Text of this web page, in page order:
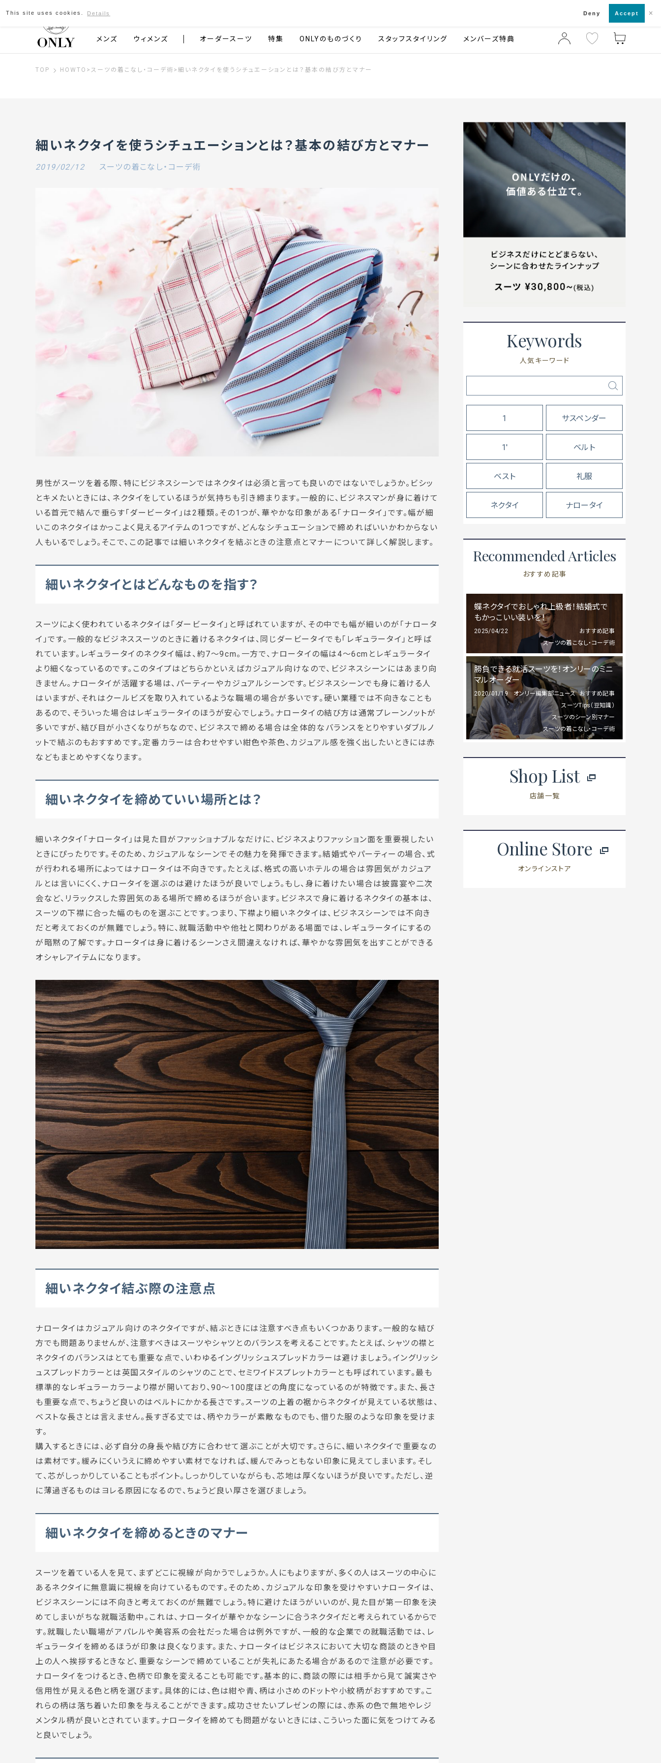
京都発のスーツブランド ONLY 店舗一覧・来店予約
メンズ ウィメンズ オーダースーツ 特集 ONLYのものづくり スタッフスタイリング メンバーズ特典
TOP HOWTO > スーツの着こなし・コーデ術 > 細いネクタイを使うシチュエーションとは？基本の結び方とマナー
細いネクタイを使うシチュエーションとは？基本の結び方とマナー
2019/02/12 スーツの着こなし・コーデ術
男性がスーツを着る際、特にビジネスシーンではネクタイは必須と言っても良いのではないでしょうか。ビシッ
とキメたいときには、ネクタイをしているほうが気持ちも引き締まります。一般的に、ビジネスマンが身に着けて
いる首元で結んで垂らす「ダービータイ」は2種類。その1つが、華やかな印象がある「ナロータイ」です。幅が細
いこのネクタイはかっこよく見えるアイテムの1つですが、どんなシチュエーションで締めればいいかわからない
人もいるでしょう。そこで、この記事では細いネクタイを結ぶときの注意点とマナーについて詳しく解説します。
細いネクタイとはどんなものを指す？
スーツによく使われているネクタイは「ダービータイ」と呼ばれていますが、その中でも幅が細いのが「ナロータ
イ」です。一般的なビジネススーツのときに着けるネクタイは、同じダービータイでも「レギュラータイ」と呼ば
れています。レギュラータイのネクタイ幅は、約7～9cm。一方で、ナロータイの幅は4～6cmとレギュラータイ
より細くなっているのです。このタイプはどちらかといえばカジュアル向けなので、ビジネスシーンにはあまり向
きません。ナロータイが活躍する場は、パーティーやカジュアルシーンです。ビジネスシーンでも身に着ける人
はいますが、それはクールビズを取り入れているような職場の場合が多いです。硬い業種では不向きなことも
あるので、そういった場合はレギュラータイのほうが安心でしょう。ナロータイの結び方は通常プレーンノットが
多いですが、結び目が小さくなりがちなので、ビジネスで締める場合は全体的なバランスをとりやすいダブルノ
ットで結ぶのもおすすめです。定番カラーは合わせやすい紺色や茶色、カジュアル感を強く出したいときには赤
などもまとめやすくなります。
細いネクタイを締めていい場所とは？
細いネクタイ「ナロータイ」は見た目がファッショナブルなだけに、ビジネスよりファッション面を重要視したい
ときにぴったりです。そのため、カジュアルなシーンでその魅力を発揮できます。結婚式やパーティーの場合、式
が行われる場所によってはナロータイは不向きです。たとえば、格式の高いホテルの場合は雰囲気がカジュア
ルとは言いにくく、ナロータイを選ぶのは避けたほうが良いでしょう。もし、身に着けたい場合は披露宴や二次
会など、リラックスした雰囲気のある場所で締めるほうが合います。ビジネスで身に着けるネクタイの基本は、
スーツの下襟に合った幅のものを選ぶことです。つまり、下襟より細いネクタイは、ビジネスシーンでは不向き
だと考えておくのが無難でしょう。特に、就職活動中や他社と関わりがある場面では、レギュラータイにするの
が暗黙の了解です。ナロータイは身に着けるシーンさえ間違えなければ、華やかな雰囲気を出すことができる
オシャレアイテムになります。
細いネクタイ結ぶ際の注意点
ナロータイはカジュアル向けのネクタイですが、結ぶときには注意すべき点もいくつかあります。一般的な結び
方でも問題ありませんが、注意すべきはスーツやシャツとのバランスを考えることです。たとえば、シャツの襟と
ネクタイのバランスはとても重要な点で、いわゆるイングリッシュスプレッドカラーは避けましょう。イングリッシ
ュスプレッドカラーとは英国スタイルのシャツのことで、セミワイドスプレットカラーとも呼ばれています。最も
標準的なレギュラーカラーより襟が開いており、90～100度ほどの角度になっているのが特徴です。また、長さ
も重要な点で、ちょうど良いのはベルトにかかる長さです。スーツの上着の裾からネクタイが見えている状態は、
ベストな長さとは言えません。長すぎる丈では、柄やカラーが素敵なものでも、借りた服のような印象を受けま
す。
購入するときには、必ず自分の身長や結び方に合わせて選ぶことが大切です。さらに、細いネクタイで重要なの
は素材です。緩みにくいうえに締めやすい素材でなければ、緩んでみっともない印象に見えてしまいます。そし
て、芯がしっかりしていることもポイント。しっかりしていながらも、芯地は厚くないほうが良いです。ただし、逆
に薄過ぎるものはヨレる原因になるので、ちょうど良い厚さを選びましょう。
細いネクタイを締めるときのマナー
スーツを着ている人を見て、まずどこに視線が向かうでしょうか。人にもよりますが、多くの人はスーツの中心に
あるネクタイに無意識に視線を向けているものです。そのため、カジュアルな印象を受けやすいナロータイは、
ビジネスシーンには不向きと考えておくのが無難でしょう。特に避けたほうがいいのが、見た目が第一印象を決
めてしまいがちな就職活動中。これは、ナロータイが華やかなシーンに合うネクタイだと考えられているからで
す。就職したい職場がアパレルや美容系の会社だった場合は例外ですが、一般的な企業での就職活動では、レ
ギュラータイを締めるほうが印象は良くなります。また、ナロータイはビジネスにおいて大切な商談のときや目
上の人へ挨拶するときなど、重要なシーンで締めていることが失礼にあたる場合があるので注意が必要です。
ナロータイをつけるとき、色柄で印象を変えることも可能です。基本的に、商談の際には相手から見て誠実さや
信用性が見える色と柄を選びます。具体的には、色は紺や青、柄は小さめのドットや小紋柄がおすすめです。こ
れらの柄は落ち着いた印象を与えることができます。成功させたいプレゼンの際には、赤系の色で無地やレジ
メンタル柄が良いとされています。ナロータイを締めても問題がないときには、こういった面に気をつけてみる
と良いでしょう。
Keywords
人気キーワード
1 サスペンダー
1' ベルト
ベスト 礼服
ネクタイ ナロータイ
Recommended Articles
おすすめ記事
蝶ネクタイでおしゃれ上級者！結婚式で
もかっこいい装いを！
2025/04/22
おすすめ記事
スーツの着こなし・コーデ術
勝負できる就活スーツを！オンリーのミニ
マルオーダー
2020/01/19 おすすめ記事
オンリー編集部ニュース
スーツTips（豆知識）
スーツのシーン別マナー
スーツの着こなし・コーデ術
Shop List
店舗一覧
Online Store
オンラインストア
This site uses cookies. Details Deny Accept ×